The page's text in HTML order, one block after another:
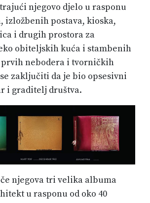
njegovo djelo u rasponu
izložbenih postava, kioska,
i drugih prostora za
obiteljskih kuća i stambenih
prvih nebodera i tvorničkih
zaključiti da je bio opsesivni
i graditelj društva.
njegova tri velika albuma
u rasponu od oko 40